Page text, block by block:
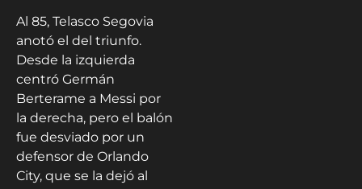
Al 85, Telasco Segovia
anotó el del triunfo.
Desde la izquierda
centró Germán
Berterame a Messi por
la derecha, pero el balón
fue desviado por un
defensor de Orlando
City, que se la dejó al